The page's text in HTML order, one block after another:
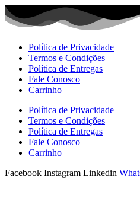
Ir
para
Política de Privacidade
Termos e Condições
Política de Entregas
Fale Conosco
Carrinho
Política de Privacidade
Termos e Condições
Política de Entregas
Fale Conosco
Carrinho
Facebook Instagram Linkedin